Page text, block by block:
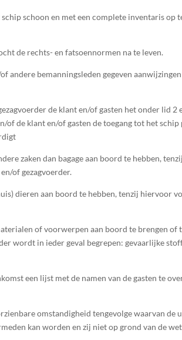
schoon en met een complete inventaris
de rechts- en fatsoennormen na te leven.
andere bemanningsleden gegeven
de klant en/of gasten het onder lid
de klant en/of gasten de toegang tot het
zaken dan bagage aan boord te hebben,
of gezagvoerder.
dieren aan boord te hebben, tenzij
of voorwerpen aan boord te brengen
wordt in ieder geval begrepen: gevaarlijke
een lijst met de namen van de gasten te
om­standigheid tengevolge waarvan
kan worden en zij niet op grond van de